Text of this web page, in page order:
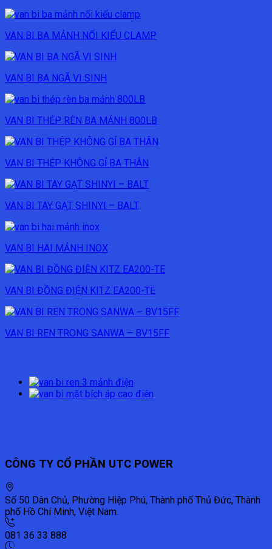
VAN BI BA MẢNH NỐI KIỂU CLAMP
VAN BI BA NGÃ VI SINH
VAN BI THÉP RÈN BA MẢNH 800LB
VAN BI THÉP KHÔNG GỈ BA THÂN
VAN BI TAY GẠT SHINYI – BALT
VAN BI HAI MẢNH INOX
VAN BI ĐỒNG ĐIỆN KITZ EA200-TE
VAN BI REN TRONG SANWA – BV15FF
CÔNG TY CỔ PHẦN UTC POWER
Số 50 Dân Chủ, Phường Hiệp Phú, Thành phố Thủ Đức, Thành
phố Hồ Chí Minh, Việt Nam.
081 36 33 888